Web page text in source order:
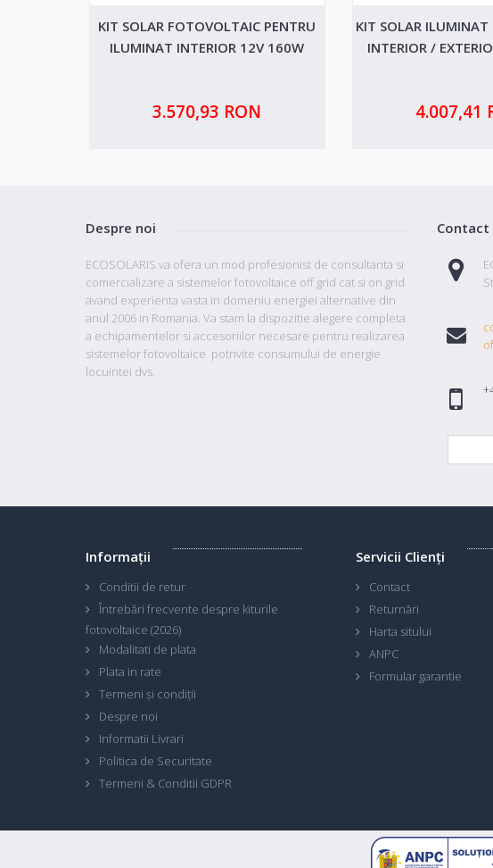
KIT SOLAR FOTOVOLTAIC PENTRU
ILUMINAT INTERIOR 12V 160W
3.570,93 RON
KIT SOLAR
INTERIOR /
4.007,41
Despre noi
ECOSOLARIS va ofera un mod profesionist de consultanta si
comercializare a sistemelor fotovoltaice off grid cat si on grid
avand experienta vasta in domeniu energiei alternative din
anul 2006 in Romania. Va stam la dispozitie alegere completa
a echipamentelor si accesoriilor necesare pentru realizarea
sistemelor fotovoltaice potrivite consumului de energie
locuintei dvs.
Contact
Informaţii
Conditii de retur
Întrebări frecvente despre kiturile
fotovoltaice (2026)
Modalitati de plata
Plata in rate
Termeni și condiții
Despre noi
Informatii Livrari
Politica de Securitate
Termeni & Conditii GDPR
Servicii Clienţi
Contact
Returnări
Harta sitului
ANPC
Formular garantie